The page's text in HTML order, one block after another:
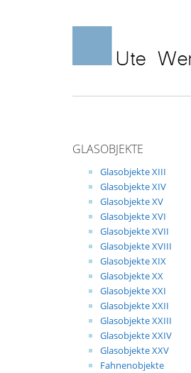
GLASOBJEKTE
Glasobjekte XIII
Glasobjekte XIV
Glasobjekte XV
Glasobjekte XVI
Glasobjekte XVII
Glasobjekte XVIII
Glasobjekte XIX
Glasobjekte XX
Glasobjekte XXI
Glasobjekte XXII
Glasobjekte XXIII
Glasobjekte XXIV
Glasobjekte XXV
Fahnenobjekte